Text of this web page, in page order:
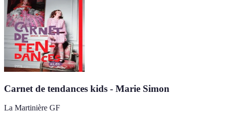
Carnet de tendances kids - Marie Simon
La Martinière GF